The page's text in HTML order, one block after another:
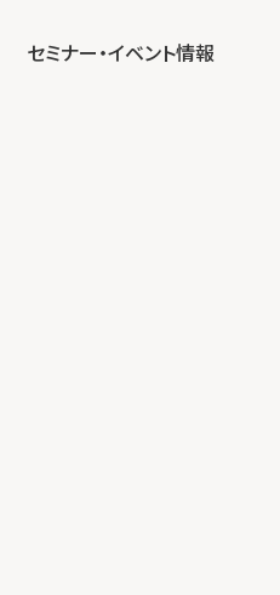
セミナー・イベント情報